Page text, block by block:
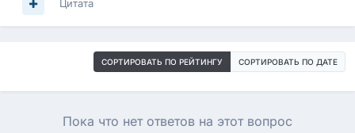
Цитата
СОРТИРОВАТЬ ПО РЕЙТИНГУ СОРТИРОВАТЬ ПО ДАТЕ
Пока что нет ответов на этот вопрос